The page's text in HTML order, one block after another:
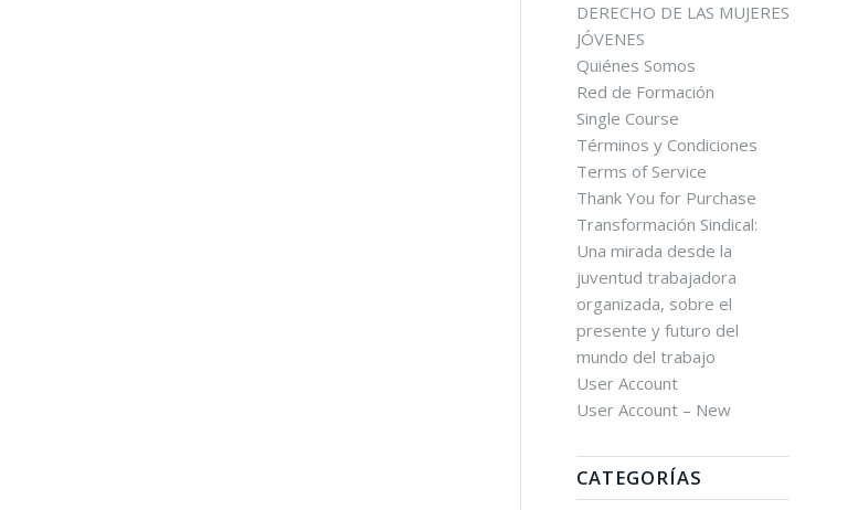
DERECHO DE LAS MUJERES
JÓVENES
Quiénes Somos
Red de Formación
Single Course
Términos y Condiciones
Terms of Service
Thank You for Purchase
Transformación Sindical:
Una mirada desde la
juventud trabajadora
organizada, sobre el
presente y futuro del
mundo del trabajo
User Account
User Account – New
CATEGORÍAS